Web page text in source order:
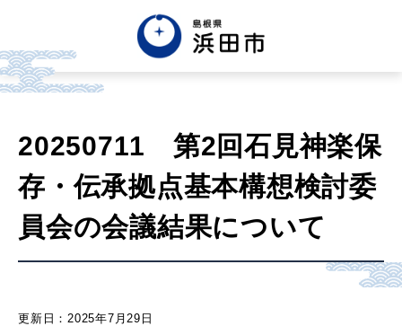
한글 Tiếng việt Tagalog
市政情報
20250711 第2回石見神楽保
存・伝承拠点基本構想検討委
員会の会議結果について
更新日：2025年7月29日